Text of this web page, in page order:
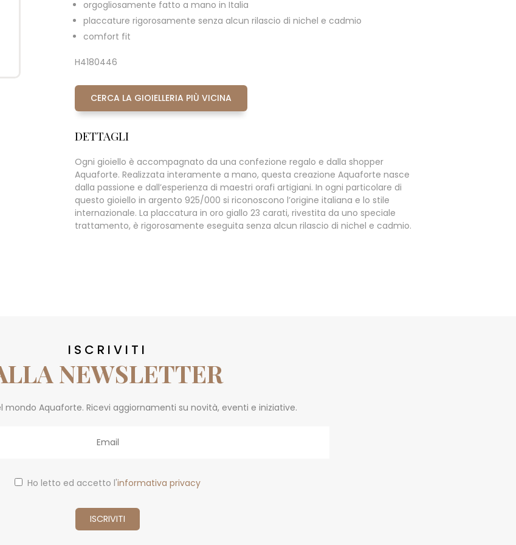
orgogliosamente fatto a mano in Italia
placcature rigorosamente senza alcun rilascio di nichel e cadmio
comfort fit
H4180446
CERCA LA GIOIELLERIA PIÙ VICINA
DETTAGLI
Ogni gioiello è accompagnato da una confezione regalo e dalla shopper
Aquaforte. Realizzata interamente a mano, questa creazione Aquaforte nasce
dalla passione e dall’esperienza di maestri orafi artigiani. In ogni particolare di
questo gioiello in argento 925/000 si riconoscono l’origine italiana e lo stile
internazionale. La placcatura in oro giallo 23 carati, rivestita da uno speciale
trattamento, è rigorosamente eseguita senza alcun rilascio di nichel e cadmio.
ISCRIVITI
NEWSLETTER
mondo Aquaforte. Ricevi aggiornamenti su novità, eventi e iniziative.
Ho letto ed accetto l'informativa privacy